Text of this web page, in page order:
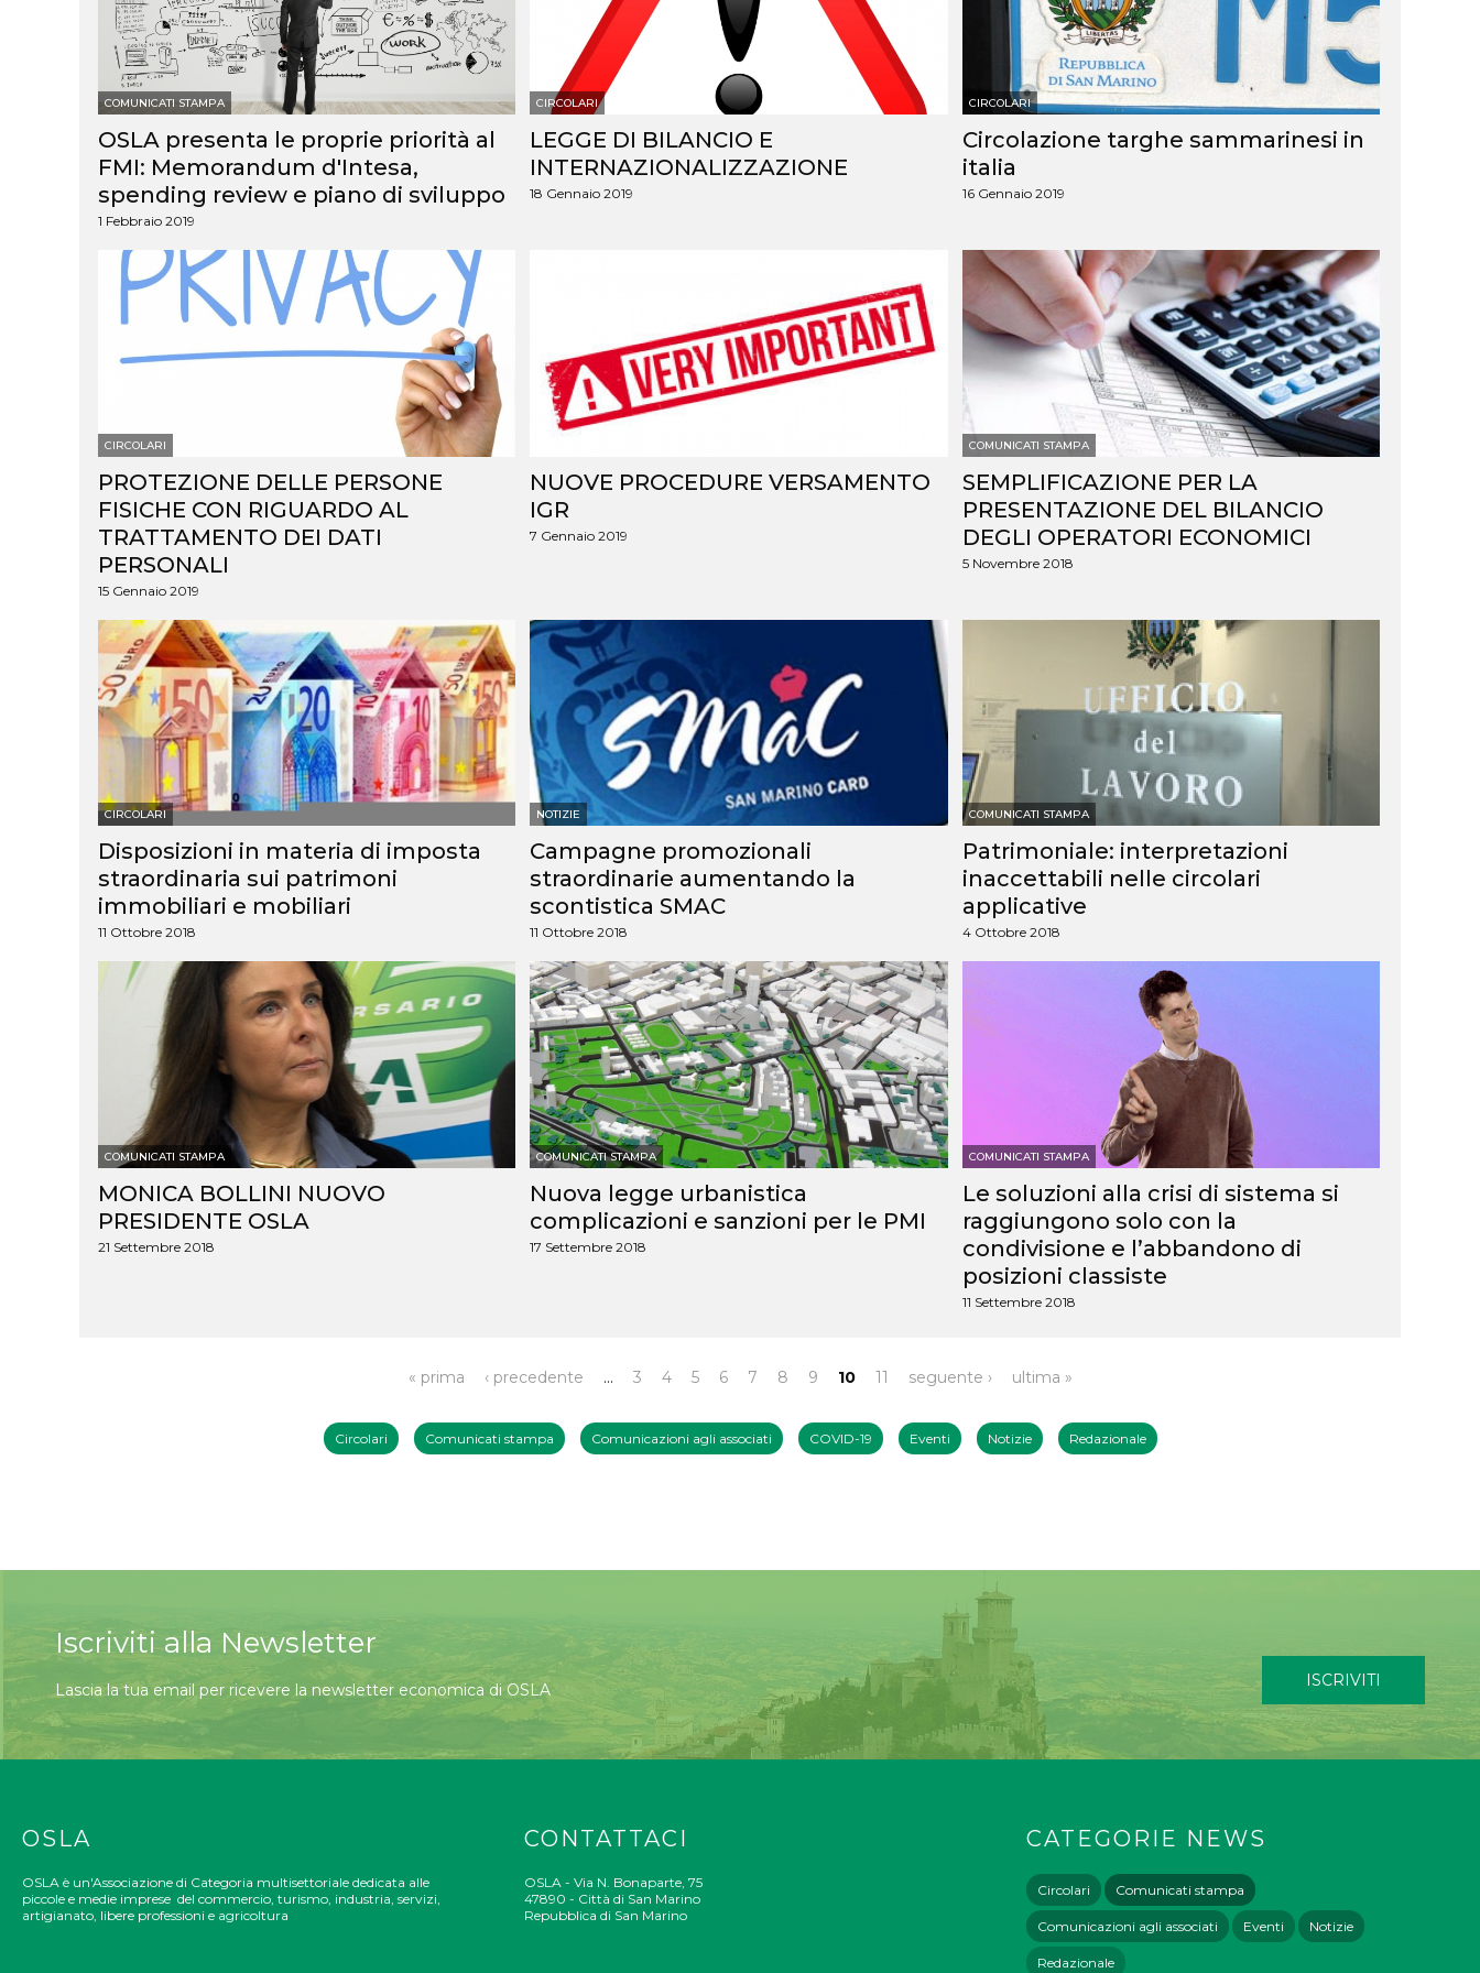
Disservizi Pubblica
Amministrazione
Corso primo soccorso (base e
aggiornamento)
Corso di formazione operatori
elettrici
COMUNICATI STAMPA
OSLA presenta le proprie priorità al
FMI: Memorandum d'Intesa,
spending review e piano di sviluppo
1 Febbraio 2019
CIRCOLARI
LEGGE DI BILANCIO E
INTERNAZIONALIZZAZIONE
18 Gennaio 2019
CIRCOLARI
Circolazione targhe sammarinesi in
italia
16 Gennaio 2019
CIRCOLARI
PROTEZIONE DELLE PERSONE
FISICHE CON RIGUARDO AL
TRATTAMENTO DEI DATI
PERSONALI
15 Gennaio 2019
NUOVE PROCEDURE VERSAMENTO
IGR
7 Gennaio 2019
COMUNICATI STAMPA
SEMPLIFICAZIONE PER LA
PRESENTAZIONE DEL BILANCIO
DEGLI OPERATORI ECONOMICI
5 Novembre 2018
CIRCOLARI
Disposizioni in materia di imposta
straordinaria sui patrimoni
immobiliari e mobiliari
11 Ottobre 2018
NOTIZIE
Campagne promozionali
straordinarie aumentando la
scontistica SMAC
11 Ottobre 2018
COMUNICATI STAMPA
Patrimoniale: interpretazioni
inaccettabili nelle circolari
applicative
4 Ottobre 2018
COMUNICATI STAMPA
MONICA BOLLINI NUOVO
PRESIDENTE OSLA
21 Settembre 2018
COMUNICATI STAMPA
Nuova legge urbanistica
complicazioni e sanzioni per le PMI
17 Settembre 2018
COMUNICATI STAMPA
Le soluzioni alla crisi di sistema si
raggiungono solo con la
condivisione e l’abbandono di
posizioni classiste
11 Settembre 2018
« prima ‹ precedente … 3 4 5 6 7 8 9 10 11 seguente › ultima »
Circolari Comunicati stampa Comunicazioni agli associati COVID-19 Eventi Notizie Redazionale
Iscriviti alla Newsletter
Lascia la tua email per ricevere la newsletter economica di OSLA ISCRIVITI
OSLA
OSLA è un'Associazione di Categoria multisettoriale dedicata alle
piccole e medie imprese del commercio, turismo, industria, servizi,
artigianato, libere professioni e agricoltura
CONTATTACI
OSLA - Via N. Bonaparte, 75
47890 - Città di San Marino
Repubblica di San Marino
CATEGORIE NEWS
Circolari Comunicati stampa
Comunicazioni agli associati Eventi Notizie
Redazionale